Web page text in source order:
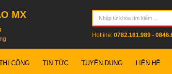
MX
Hotline: 0782.181.989 -
CÔNG TIN TỨC TUYỂN DỤNG LIÊN HỆ